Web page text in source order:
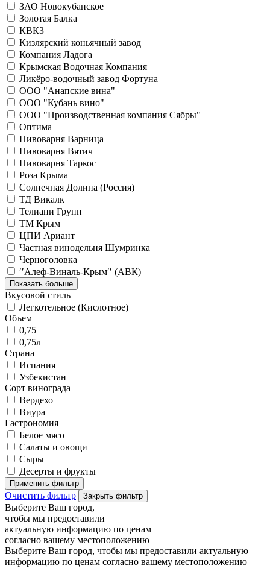
ЗАО Новокубанское
Золотая Балка
КВКЗ
Кизлярский коньячный завод
Компания Ладога
Крымская Водочная Компания
Ликёро-водочный завод Фортуна
ООО "Анапские вина"
ООО "Кубань вино"
ООО "Производственная компания Сябры"
Оптима
Пивоварня Варница
Пивоварня Вятич
Пивоварня Таркос
Роза Крыма
Солнечная Долина (Россия)
ТД Викалк
Телиани Групп
ТМ Крым
ЦПИ Ариант
Частная винодельня Шумринка
Черноголовка
′′Алеф-Виналь-Крым′′ (АВК)
Показать больше
Вкусовой стиль
Легкотельное (Кислотное)
Объем
0,75
0,75л
Страна
Испания
Узбекистан
Сорт винограда
Вердехо
Виура
Гастрономия
Белое мясо
Салаты и овощи
Сыры
Десерты и фрукты
Применить фильтр
Очистить фильтр Закрыть фильтр
Выберите Ваш город,
чтобы мы предоставили
актуальную информацию по ценам
согласно вашему местоположению
Выберите Ваш город, чтобы мы предоставили актуальную
информацию по ценам согласно вашему местоположению